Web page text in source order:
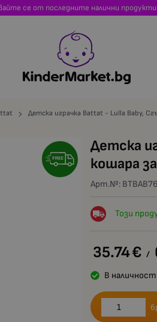
се от последните налични
Детска играчка Battat - Lulla Baby,
Детска
кошара
Арт.№:
Този
35.74€ /
В наличност